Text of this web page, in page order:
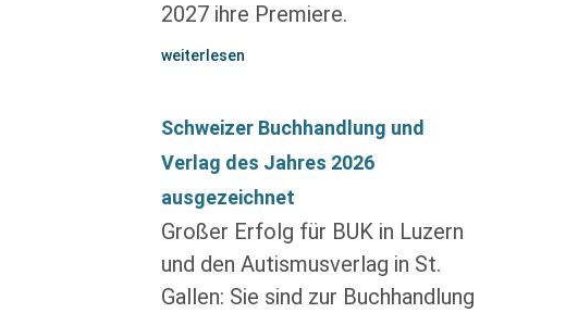
2027 ihre Premiere.
weiterlesen
Schweizer Buchhandlung und
Verlag des Jahres 2026
ausgezeichnet
Großer Erfolg für BUK in Luzern
und den Autismusverlag in St.
Gallen: Sie sind zur Buchhandlung